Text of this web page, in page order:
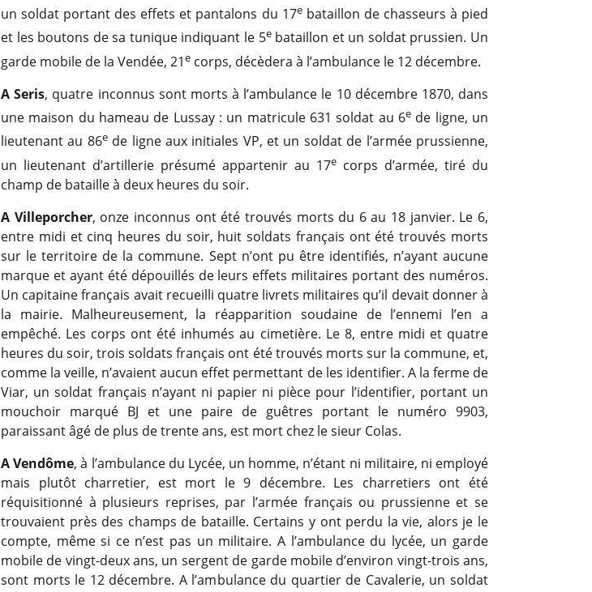
un soldat portant des effets et pantalons du 17ebataillon de chasseurs à pied
et les boutons de sa tunique indiquant le 5ebataillon et un soldat prussien. Un
garde mobile de la Vendée, 21e corps, décèdera à l’ambulance le 12 décembre.
A Seris, quatre inconnus sont morts à l’ambulance le 10 décembre 1870, dans
une maison du hameau de Lussay : un matricule 631 soldat au 6e de ligne, un
lieutenant au 86ede ligne aux initiales VP, et un soldat de l’armée prussienne,
un lieutenant d’artillerie présumé appartenir au 17e corps d’armée, tiré du
champ de bataille à deux heures du soir.
A Villeporcher, onze inconnus ont été trouvés morts du 6 au 18 janvier. Le 6,
entre midi et cinq heures du soir, huit soldats français ont été trouvés morts
sur le territoire de la commune. Sept n’ont pu être identifiés, n’ayant aucune
marque et ayant été dépouillés de leurs effets militaires portant des numéros.
Un capitaine français avait recueilli quatre livrets militaires qu’il devait donner à
la mairie. Malheureusement, la réapparition soudaine de l’ennemi l’en a
empêché. Les corps ont été inhumés au cimetière. Le 8, entre midi et quatre
heures du soir, trois soldats français ont été trouvés morts sur la commune, et,
comme la veille, n’avaient aucun effet permettant de les identifier. A la ferme de
Viar, un soldat français n’ayant ni papier ni pièce pour l’identifier, portant un
mouchoir marqué BJ et une paire de guêtres portant le numéro 9903,
paraissant âgé de plus de trente ans, est mort chez le sieur Colas.
A Vendôme, à l’ambulance du Lycée, un homme, n’étant ni militaire, ni employé
mais plutôt charretier, est mort le 9 décembre. Les charretiers ont été
réquisitionné à plusieurs reprises, par l’armée français ou prussienne et se
trouvaient près des champs de bataille. Certains y ont perdu la vie, alors je le
compte, même si ce n’est pas un militaire. A l’ambulance du lycée, un garde
mobile de vingt-deux ans, un sergent de garde mobile d’environ vingt-trois ans,
sont morts le 12 décembre. A l’ambulance du quartier de Cavalerie, un soldat